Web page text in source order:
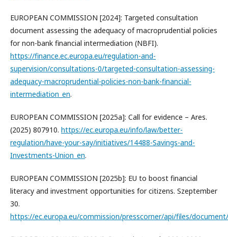
EUROPEAN COMMISSION [2024]: Targeted consultation
document assessing the adequacy of macroprudential policies
for non-bank financial intermediation (NBFI).
https://finance.ec.europa.eu/regulation-and-
supervision/consultations-0/targeted-consultation-assessing-
adequacy-macroprudential-policies-non-bank-financial-
intermediation_en.
EUROPEAN COMMISSION [2025a]: Call for evidence – Ares.
(2025) 807910. https://ec.europa.eu/info/law/better-
regulation/have-your-say/initiatives/14488-Savings-and-
Investments-Union_en.
EUROPEAN COMMISSION [2025b]: EU to boost financial
literacy and investment opportunities for citizens. Szeptember
30.
https://ec.europa.eu/commission/presscorner/api/files/document/